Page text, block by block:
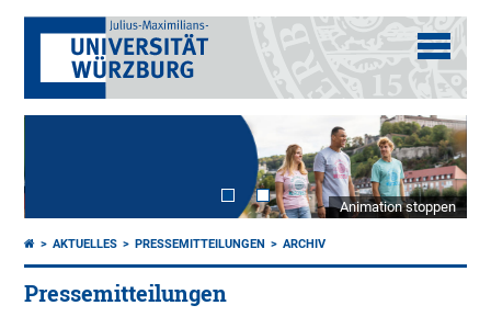
Animation stoppen
AKTUELLES PRESSEMITTEILUNGEN ARCHIV
Pressemitteilungen